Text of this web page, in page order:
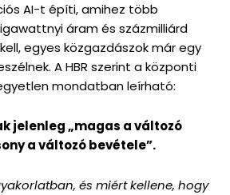
AI-t építi, amihez több
áram és százmilliárd
egyes közgazdászok már egy
A HBR szerint a központi
mondatban leírható:
jelenleg „magas a változó
a változó bevétele”.
és miért kellene, hogy